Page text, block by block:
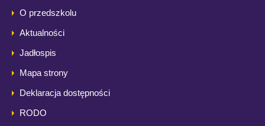
O przedszkolu
Aktualności
Jadłospis
Mapa strony
Deklaracja dostępności
RODO